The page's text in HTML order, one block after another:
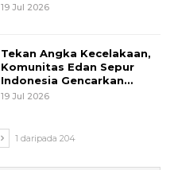
19 Jul 2026
Tekan Angka Kecelakaan,
Komunitas Edan Sepur
Indonesia Gencarkan…
19 Jul 2026
1 daripada 204